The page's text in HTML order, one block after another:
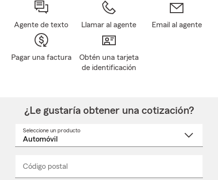
Agente de texto Llamar al agente Email al agente
Pagar una factura
Obtén una tarjeta
de identificación
¿Le gustaría obtener una cotización?
Seleccione un producto
desplegable
Código postal
_____